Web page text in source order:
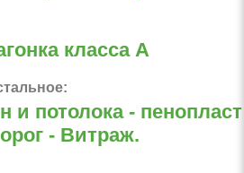
класса А
и потолока -
- Витраж.